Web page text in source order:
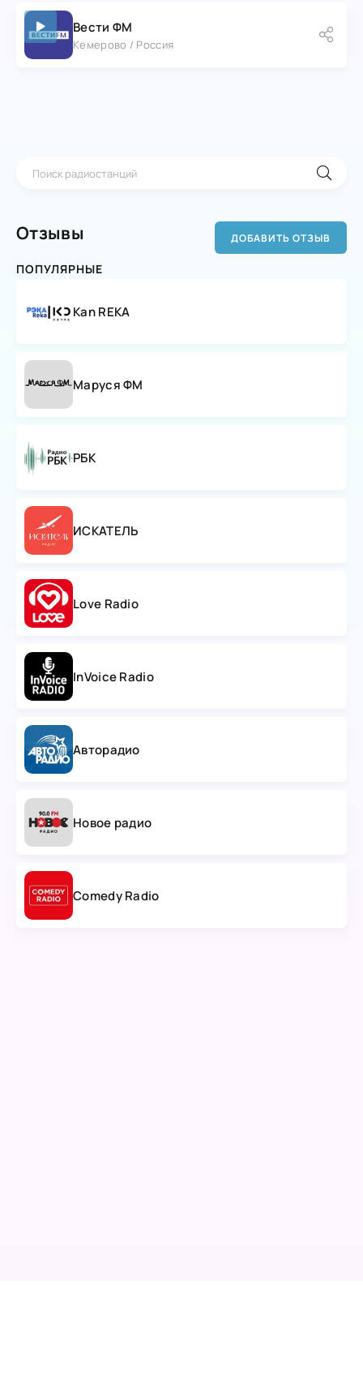
Вести ФМ
Кемерово / Россия
Отзывы ДОБАВИТЬ ОТЗЫВ
ПОПУЛЯРНЫЕ
Kan REKA
Маруся ФМ
РБК
ИСКАТЕЛЬ
Love Radio
InVoice Radio
Авторадио
Новое радио
Comedy Radio